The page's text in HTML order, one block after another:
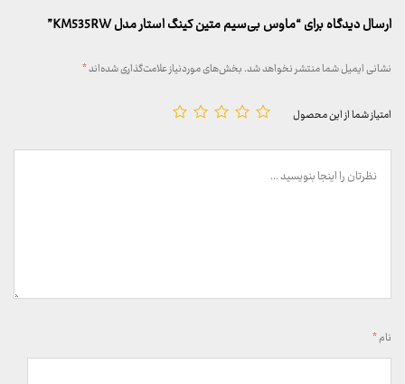
ارسال دیدگاه برای “ماوس بی‌سیم متین کینگ استار مدل KM535RW”
نشانی ایمیل شما منتشر نخواهد شد.بخش‌های موردنیاز علامت‌گذاری شده‌اند*
امتیاز شما از این محصول
نام*